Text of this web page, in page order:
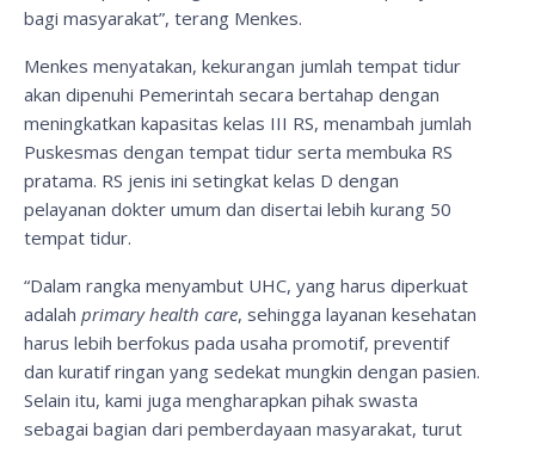
bagi masyarakat”, terang Menkes.
Menkes menyatakan, kekurangan jumlah tempat tidur
akan dipenuhi Pemerintah secara bertahap dengan
meningkatkan kapasitas kelas III RS, menambah jumlah
Puskesmas dengan tempat tidur serta membuka RS
pratama. RS jenis ini setingkat kelas D dengan
pelayanan dokter umum dan disertai lebih kurang 50
tempat tidur.
“Dalam rangka menyambut UHC, yang harus diperkuat
adalah primary health care, sehingga layanan kesehatan
harus lebih berfokus pada usaha promotif, preventif
dan kuratif ringan yang sedekat mungkin dengan pasien.
Selain itu, kami juga mengharapkan pihak swasta
sebagai bagian dari pemberdayaan masyarakat, turut